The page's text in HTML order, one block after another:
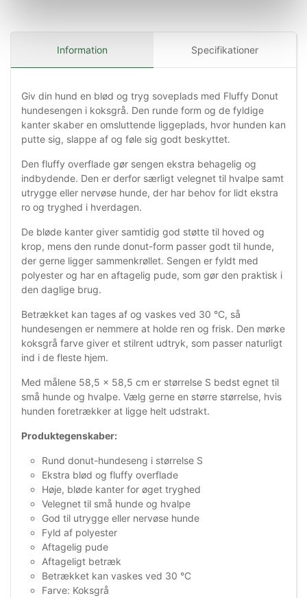
Information Specifikationer
Giv din hund en blød og tryg soveplads med Fluffy Donut
hundesengen i koksgrå. Den runde form og de fyldige
kanter skaber en omsluttende liggeplads, hvor hunden kan
putte sig, slappe af og føle sig godt beskyttet.
Den fluffy overflade gør sengen ekstra behagelig og
indbydende. Den er derfor særligt velegnet til hvalpe samt
utrygge eller nervøse hunde, der har behov for lidt ekstra
ro og tryghed i hverdagen.
De bløde kanter giver samtidig god støtte til hoved og
krop, mens den runde donut-form passer godt til hunde,
der gerne ligger sammenkrøllet. Sengen er fyldt med
polyester og har en aftagelig pude, som gør den praktisk i
den daglige brug.
Betrækket kan tages af og vaskes ved 30 °C, så
hundesengen er nemmere at holde ren og frisk. Den mørke
koksgrå farve giver et stilrent udtryk, som passer naturligt
ind i de fleste hjem.
Med målene 58,5 x 58,5 cm er størrelse S bedst egnet til
små hunde og hvalpe. Vælg gerne en større størrelse, hvis
hunden foretrækker at ligge helt udstrakt.
Produktegenskaber:
Rund donut-hundeseng i størrelse S
Ekstra blød og fluffy overflade
Høje, bløde kanter for øget tryghed
Velegnet til små hunde og hvalpe
God til utrygge eller nervøse hunde
Fyld af polyester
Aftagelig pude
Aftageligt betræk
Betrækket kan vaskes ved 30 °C
Farve: Koksgrå